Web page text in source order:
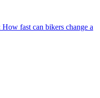
fast can bikers change a